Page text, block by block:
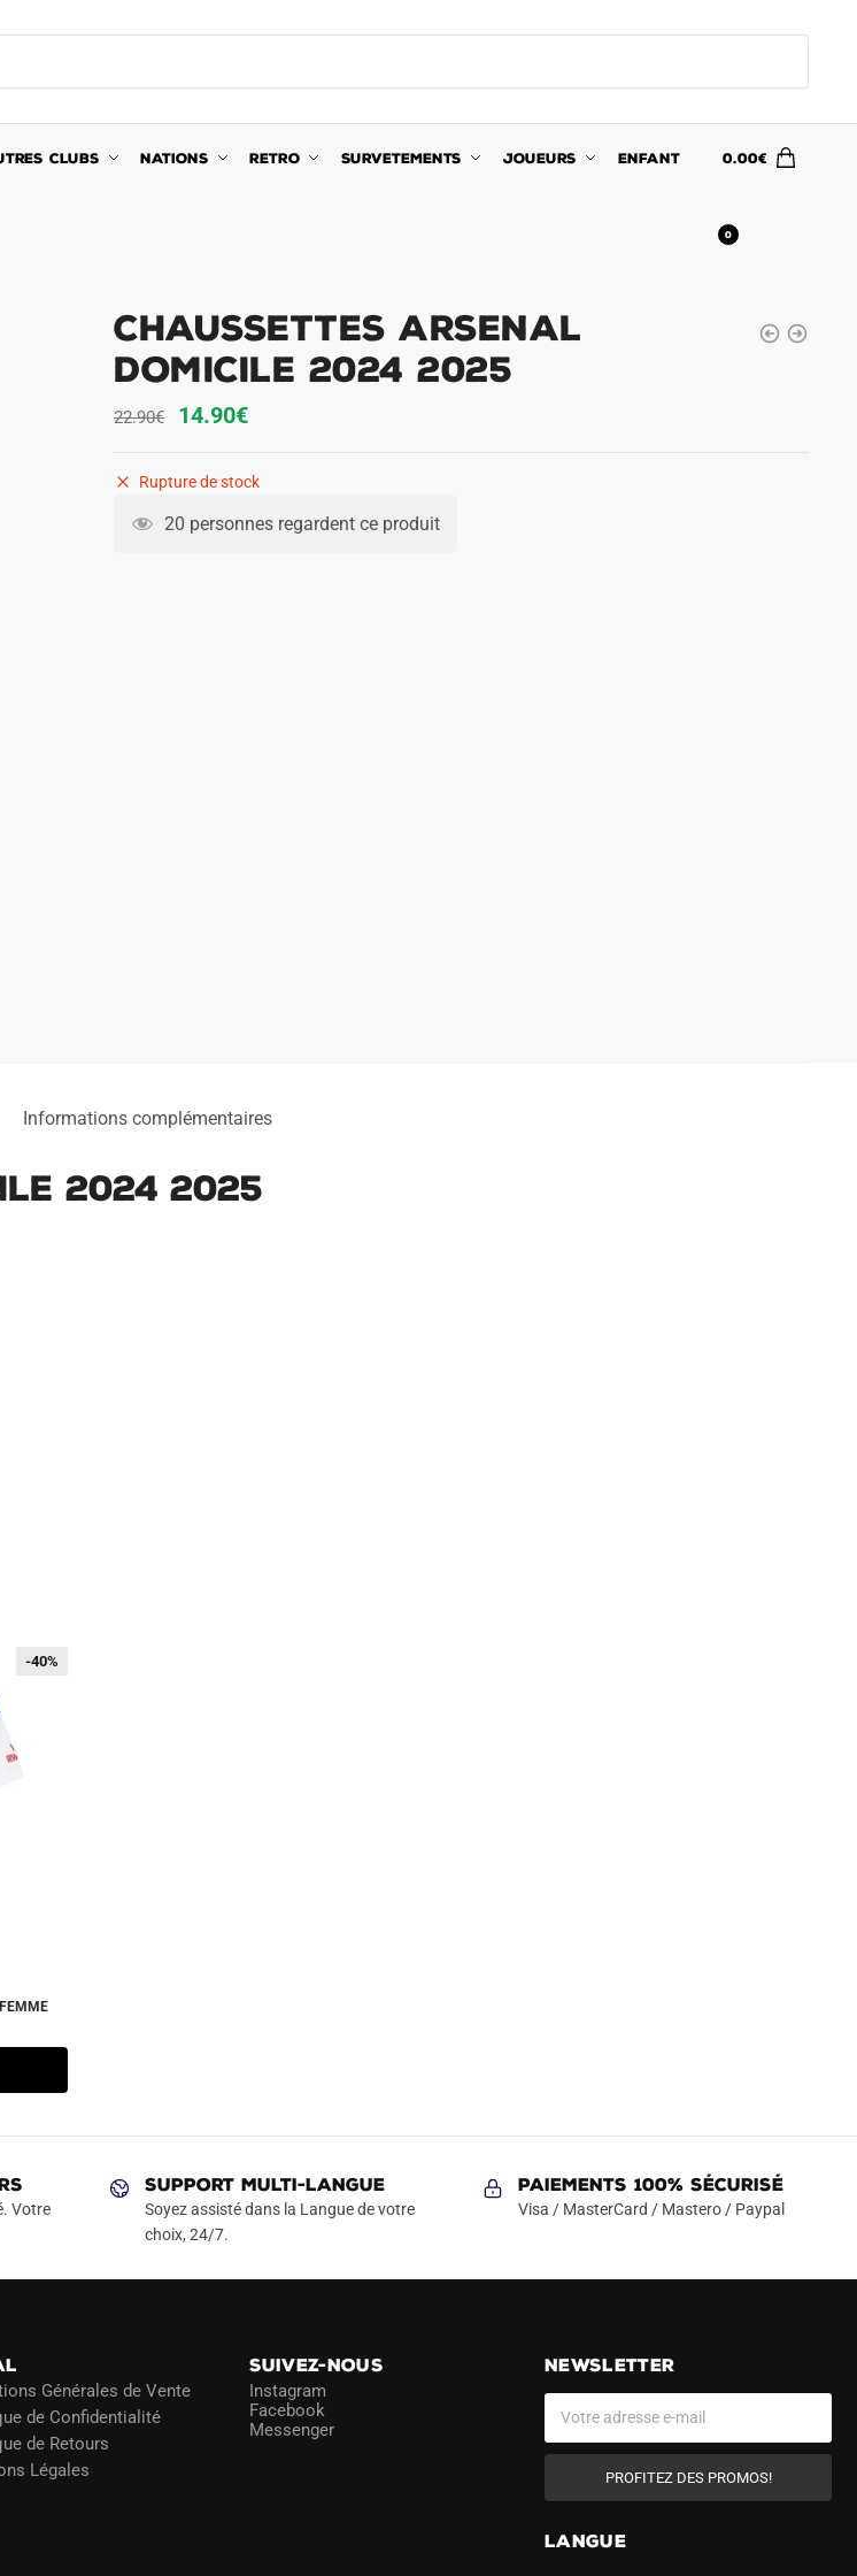
CLUBS NATIONS RETRO SURVETEMENTS JOUEURS ENFANT 0.00€
0
Chaussettes Arsenal
Domicile 2024 2025
22.90€
Le
initial
était :
14.90€Le
actuel
Rupture de stock
20 personnes regardent ce produit
Informations complémentaires
2024 2025
-40%
-40%
Votre
SUPPORT MULTI-LANGUE
Soyez assisté dans la Langue de votre
choix, 24/7.
Paiements 100% Sécurisé
Visa / MasterCard / Mastero / Paypal
Générales de Vente
de Confidentialité
de Retours
Légales
SUIVEZ-NOUS
Instagram
Facebook
Messenger
NEWSLETTER
PROFITEZ DES PROMOS!
LANGUE